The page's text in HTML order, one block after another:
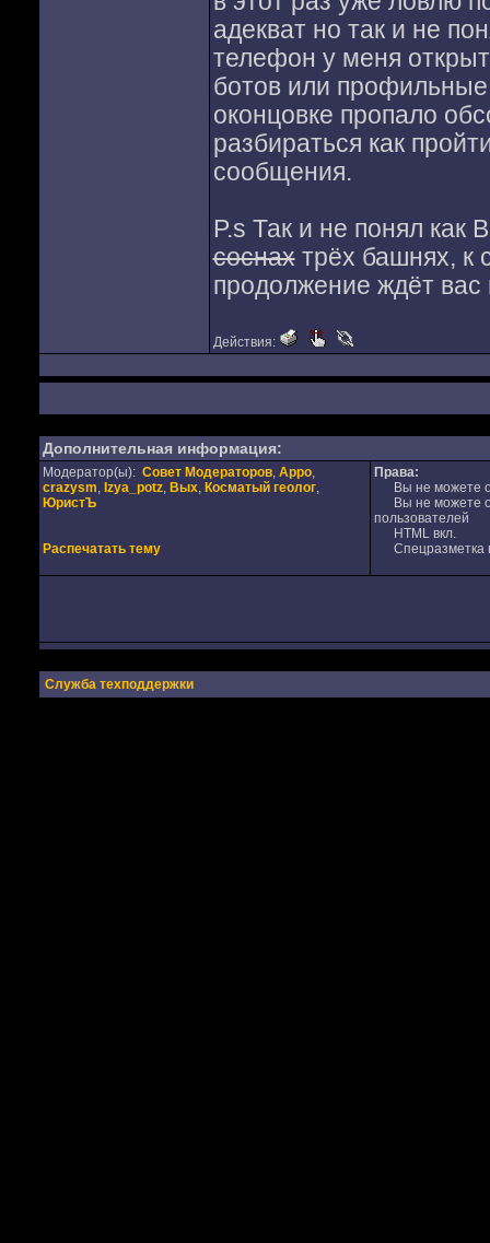
адекват но так и не
телефон у меня
ботов или
оконцовке пропало
разбираться как
сообщения.
P.s Так и не понял как
соснахтрёх башнях, к
продолжение ждёт
Действия:
Дополнительная информация:
Модератор(ы): Совет Модераторов, Appo,
crazysm, Izya_potz, Вых, Косматый геолог,
ЮристЪ
Распечатать тему
Права:
Вы не можете
Вы не можете
пользователей
HTML вкл.
Спецразметка
Служба техподдержки